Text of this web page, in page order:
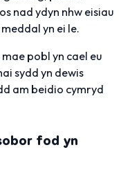
nad ydyn nhw eisiau
yn ei le.
pobl yn cael eu
sydd yn dewis
am beidio cymryd
fod yn